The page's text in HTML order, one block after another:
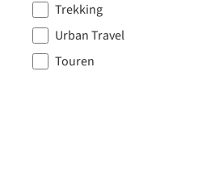
Trekking
Urban Travel
Touren